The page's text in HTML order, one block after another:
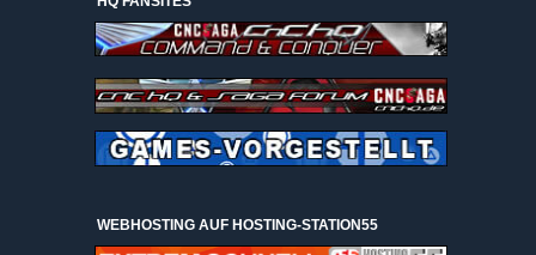
WEBHOSTING AUF HOSTING-STATION55